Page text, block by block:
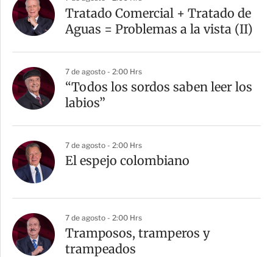
Tratado Comercial + Tratado de
Aguas = Problemas a la vista (II)
7 de agosto - 2:00 Hrs
“Todos los sordos saben leer los
labios”
7 de agosto - 2:00 Hrs
El espejo colombiano
7 de agosto - 2:00 Hrs
Tramposos, tramperos y
trampeados